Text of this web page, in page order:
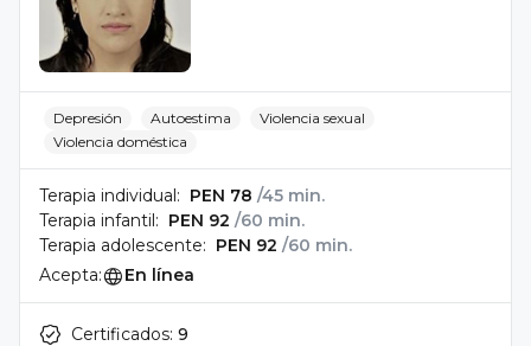
Depresión Autoestima
Violencia sexual
Violencia doméstica
Terapia individual: PEN 78 /45 min.
Terapia infantil: PEN 92 /60 min.
Terapia adolescente: PEN 92 /60 min.
Acepta:
En línea
Certificados: 9